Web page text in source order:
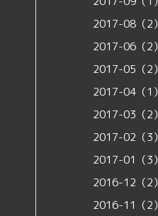
2017-08（2）
2017-06（2）
2017-05（2）
2017-04（1）
2017-03（2）
2017-02（3）
2017-01（3）
2016-12（2）
2016-11（2）